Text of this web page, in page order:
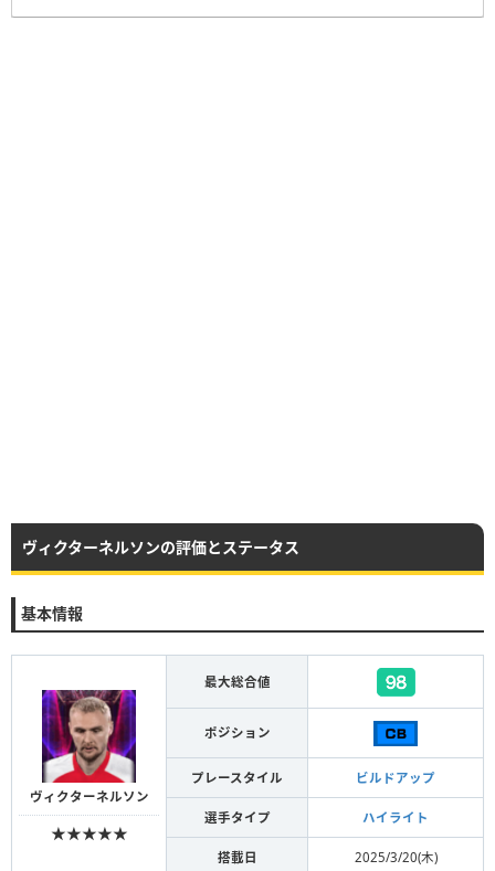
ヴィクターネルソンの評価とステータス
基本情報
ヴィクターネルソン
★★★★★
最大総合値
ポジション
プレースタイル ビルドアップ
選手タイプ ハイライト
搭載日 2025/3/20(木)